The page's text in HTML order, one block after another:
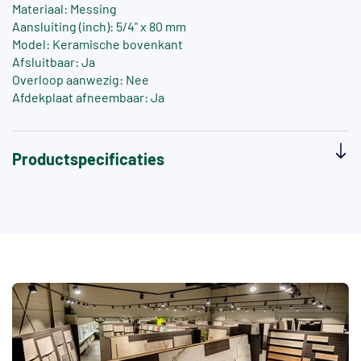
Materiaal: Messing
Aansluiting (inch): 5/4" x 80 mm
Model: Keramische bovenkant
Afsluitbaar: Ja
Overloop aanwezig: Nee
Afdekplaat afneembaar: Ja
Productspecificaties